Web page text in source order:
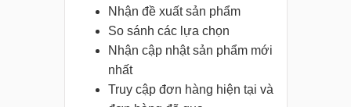
Nhận đề xuất sản phẩm
So sánh các lựa chọn
Nhận cập nhật sản phẩm mới
nhất
Truy cập đơn hàng hiện tại và